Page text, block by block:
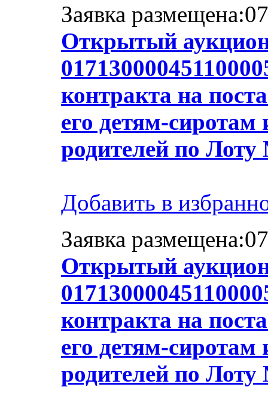
Заявка
Открытый
контракта на
его детям-сиротам
родителей по
Добавить в
Заявка
Открытый
контракта на
его детям-сиротам
родителей по